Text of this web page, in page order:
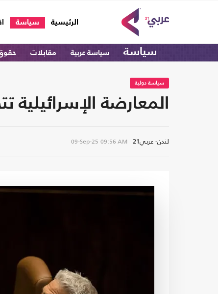
الرئيسية
(current) سياسة
سياسة سياسة عربية مقابلات
سياسة دولية
المعارضة
لندن- عربي21 09-Sep-25 09:56 AM